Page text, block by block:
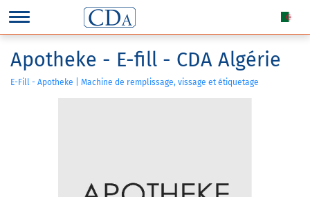
Apotheke - E-fill - CDA Algérie
E-Fill - Apotheke | Machine de remplissage, vissage et étiquetage